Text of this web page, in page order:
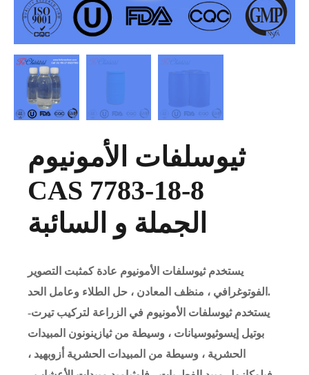
ثيوسلفات الأمونيوم
CAS 7783-18-8
الجملة و السائبة
يستخدم ثيوسلفات الأمونيوم عادة كمثبت التصوير
الفوتوغرافي ، منظف المعادن ، حل الطلاء وعامل الحد.
يستخدم ثيوسلفات الأمونيوم في الزراعة لتركيب تيرت-
بوتيل إيسوثيوسيانات ، وسيطة من ثيازينونون المبيدات
الحشرية ، وسيطة من المبيدات الحشرية أزوبهيد ،